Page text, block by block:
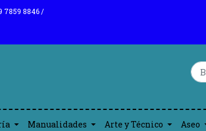
7859 8846 /
Manualidades Arte y Técnico Aseo